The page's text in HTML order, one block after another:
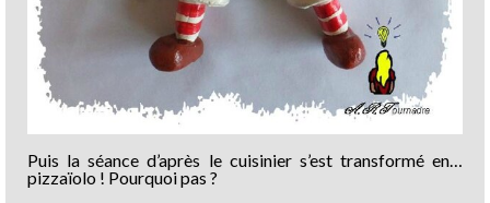
Puis la séance d’après le cuisinier s’est transformé en…
pizzaïolo ! Pourquoi pas ?